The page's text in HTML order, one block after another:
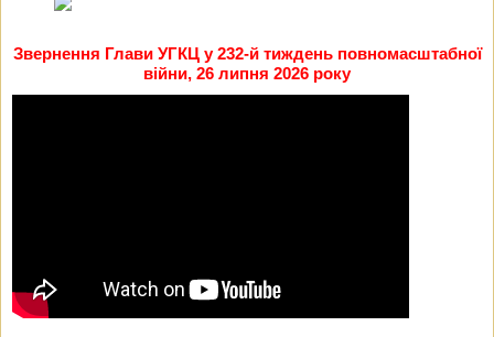
Звернення Глави УГКЦ у 232-й тиждень повномасштабної
війни, 26 липня 2026 року